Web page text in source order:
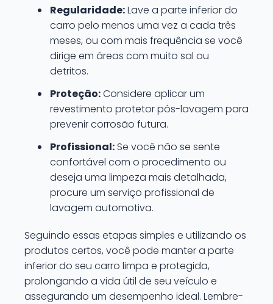
Regularidade:Lave a parte inferior do
carro pelo menos uma vez a cada três
meses, ou com mais frequência se você
dirige em áreas com muito sal ou
detritos.
Proteção:Considere aplicar um
revestimento protetor pós-lavagem para
prevenir corrosão futura.
Profissional: Se você não se sente
confortável com o procedimento ou
deseja uma limpeza mais detalhada,
procure um serviço profissional de
lavagem automotiva.
Seguindo essas etapas simples e utilizando os
produtos certos, você pode manter a parte
inferior do seu carro limpa e protegida,
prolongando a vida útil de seu veículo e
assegurando um desempenho ideal. Lembre-